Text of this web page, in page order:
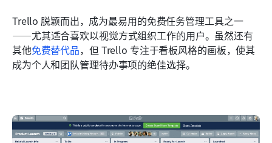
Trello 脱颖而出，成为最易用的免费任务管理工具之一
——尤其适合喜欢以视觉方式组织工作的用户。虽然还有
其他免费替代品，但 Trello 专注于看板风格的画板，使其
成为个人和团队管理待办事项的绝佳选择。